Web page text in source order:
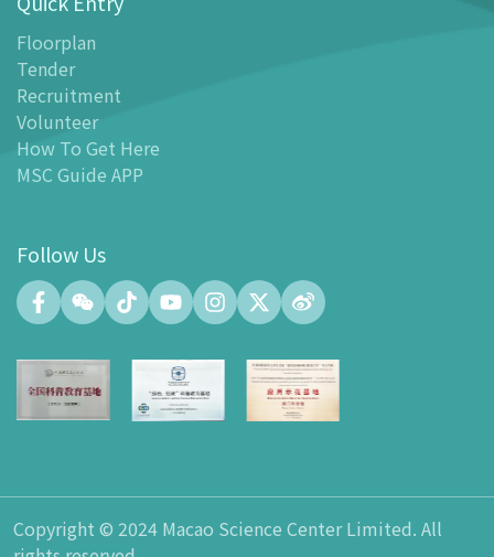
- Floor Plan
- MSC Guide APP
Facilities
-
MSC Kids World
- Exhibition Center
- Tinker Space
FABLAB
- NetLab
- Maker Space
- Atrium
- Smart Learning Zone
- Gift Shop
Floorplan
Tender
Recruitment
Volunteer
How To Get Here
MSC Guide APP
Follow Us
Copyright © 2024 Macao Science Center Limited. All